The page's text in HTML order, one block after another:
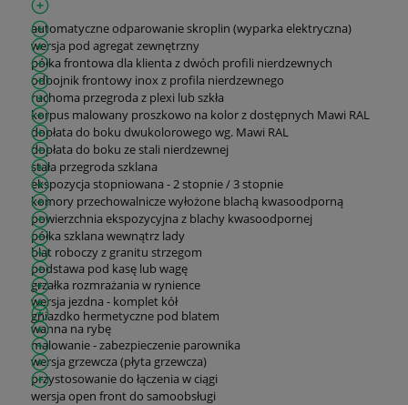
automatyczne odparowanie skroplin (wyparka elektryczna)
wersja pod agregat zewnętrzny
półka frontowa dla klienta z dwóch profili nierdzewnych
odbojnik frontowy inox z profila nierdzewnego
ruchoma przegroda z plexi lub szkła
korpus malowany proszkowo na kolor z dostępnych Mawi RAL
dopłata do boku dwukolorowego wg. Mawi RAL
dopłata do boku ze stali nierdzewnej
stała przegroda szklana
ekspozycja stopniowana - 2 stopnie / 3 stopnie
komory przechowalnicze wyłożone blachą kwasoodporną
powierzchnia ekspozycyjna z blachy kwasoodpornej
półka szklana wewnątrz lady
blat roboczy z granitu strzegom
podstawa pod kasę lub wagę
grzałka rozmrażania w rynience
wersja jezdna - komplet kół
gniazdko hermetyczne pod blatem
wanna na rybę
malowanie - zabezpieczenie parownika
wersja grzewcza (płyta grzewcza)
przystosowanie do łączenia w ciągi
wersja open front do samoobsługi